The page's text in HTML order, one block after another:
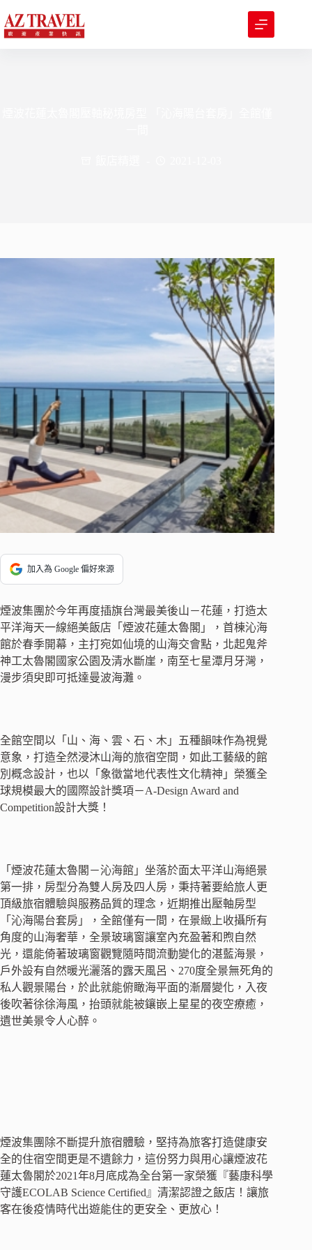
至
主
加入為 Google 偏好來源
煙波集團於今年再度插旗台灣最美後山－花蓮，打造太
平洋海天一線絕美飯店「煙波花蓮太魯閣」，首棟沁海
館於春季開幕，主打宛如仙境的山海交會點，北起鬼斧
神工太魯閣國家公園及清水斷崖，南至七星潭月牙灣，
漫步須臾即可抵達曼波海灘。
全館空間以「山、海、雲、石、木」五種韻味作為視覺
意象，打造全然浸沐山海的旅宿空間，如此工藝級的館
別概念設計，也以「象徵當地代表性文化精神」榮獲全
球規模最大的國際設計獎項－A-Design Award and
Competition設計大獎！
「煙波花蓮太魯閣－沁海館」坐落於面太平洋山海絕景
第一排，房型分為雙人房及四人房，秉持著要給旅人更
頂級旅宿體驗與服務品質的理念，近期推出壓軸房型
「沁海陽台套房」，全館僅有一間，在景緻上收攝所有
角度的山海奢華，全景玻璃窗讓室內充盈著和煦自然
光，還能倚著玻璃窗觀覽隨時間流動變化的湛藍海景，
戶外設有自然暖光灑落的露天風呂、270度全景無死角的
私人觀景陽台，於此就能俯瞰海平面的漸層變化，入夜
後吹著徐徐海風，抬頭就能被鑲嵌上星星的夜空療癒，
遺世美景令人心醉。
煙波集團除不斷提升旅宿體驗，堅持為旅客打造健康安
全的住宿空間更是不遺餘力，這份努力與用心讓煙波花
蓮太魯閣於2021年8月底成為全台第一家榮獲『藝康科學
守護ECOLAB Science Certified』清潔認證之飯店！讓旅
客在後疫情時代出遊能住的更安全、更放心！